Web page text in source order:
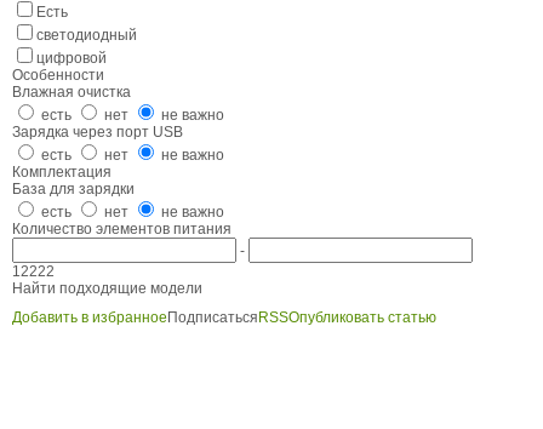
Есть
светодиодный
цифровой
Особенности
Влажная очистка
есть
нет
не важно
Зарядка через порт USB
есть
нет
не важно
Комплектация
База для зарядки
есть
нет
не важно
Количество элементов питания
-
12222
Найти подходящие модели
Добавить в избранное Подписаться RSSОпубликовать статью